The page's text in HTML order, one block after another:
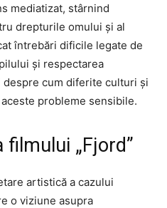
mediatizat, stârnind
drepturile omului și al
întrebări dificile legate de
și respectarea
cum diferite culturi și
probleme sensibile.
filmului „Fjord”
artistică a cazului
o viziune asupra